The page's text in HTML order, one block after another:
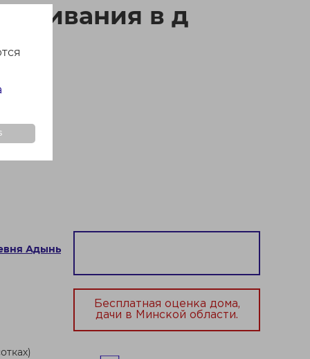
в д
Адынь
Бесплатная оценка дома,
дачи в Минской области.